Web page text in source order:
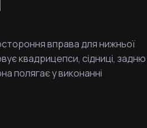
вправа для нижньої
квадрицепси, сідниці, задню
полягає у виконанні